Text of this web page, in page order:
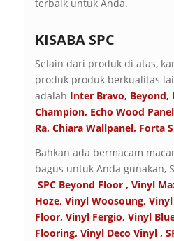
terbaik untuk Anda.
KISABA SPC
Selain dari produk di atas,
produk produk berkualitas
adalah Inter Bravo, Beyond,
Champion, Echo Wood Panel
Ra, Chiara Wallpanel, Forta
Bahkan ada bermacam
bagus untuk Anda gunakan,
SPC Beyond Floor, Vinyl
Hoze, Vinyl Woosoung,
Floor, Vinyl Fergio, Vinyl
Flooring, Vinyl Deco Vinyl,